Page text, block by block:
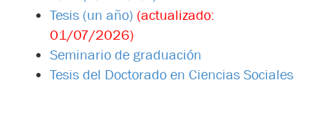
Tesis (un año) (actualizado:
01/07/2026)
Seminario de graduación
Tesis del Doctorado en Ciencias Sociales